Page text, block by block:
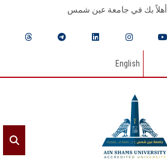
أهلاً بك في جامعة عين شمس
English